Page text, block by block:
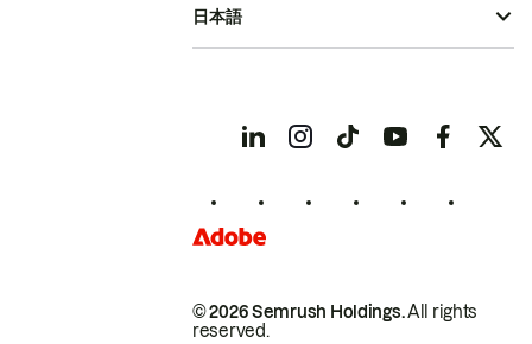
© 2026 Semrush Holdings.All rights
reserved.
日本語